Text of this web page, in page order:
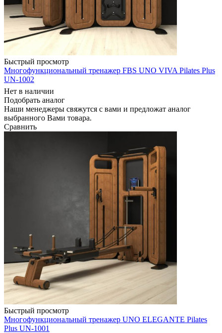
Быстрый просмотр
Многофункциональный тренажер FBS UNO VIVA Pilates Plus
UN-1002
Нет в наличии
Подобрать аналог
Наши менеджеры свяжутся с вами и предложат аналог
выбранного Вами товара.
Сравнить
Быстрый просмотр
Многофункциональный тренажер UNO ELEGANTE Pilates
Plus UN-1001